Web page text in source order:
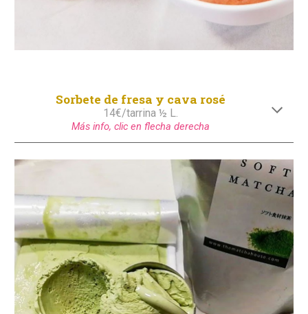
Sorbete de fresa y cava rosé
14€/tarrina ½ L.
Más info, clic en flecha derecha